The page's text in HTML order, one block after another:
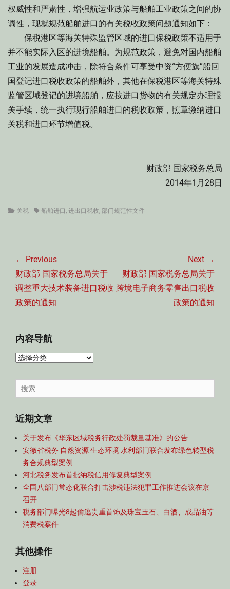
权威性和严肃性，增强航运业政策与船舶工业政策之间的协
调性，现就规范船舶进口的有关税收政策问题通知如下：
保税港区等海关特殊监管区域的进口保税政策不适用于
并不能实际入区的进境船舶。为规范政策，避免对国内船舶
工业的发展造成冲击，除符合条件可享受中资“方便旗”船回
国登记进口税收政策的船舶外，其他在保税港区等海关特殊
监管区域登记的进境船舶，应按进口货物的有关规定办理报
关手续，统一执行现行船舶进口的税收政策，照章缴纳进口
关税和进口环节增值税。
财政部 国家税务总局
2014年1月28日
Categories
关税 Tags船舶进口 , 进出口税收, 部门规范性文件
章
导
航
← Previous
Previous
post:
财政部 国家税务总局关于
调整重大技术装备进口税收
政策的通知
Next →
Next
post:
财政部 国家税务总局关于
跨境电子商务零售出口税收
政策的通知
内容导航
内
导
航
Search
for:
近期文章
关于发布《华东区域税务行政处罚裁量基准》的公告
安徽省税务 自然资源 生态环境 水利部门联合发布绿色转型税
务合规典型案例
河北税务发布首批纳税信用修复典型案例
全国八部门常态化联合打击涉税违法犯罪工作推进会议在京
召开
税务部门曝光8起偷逃贵重首饰及珠宝玉石、白酒、成品油等
消费税案件
其他操作
注册
登录